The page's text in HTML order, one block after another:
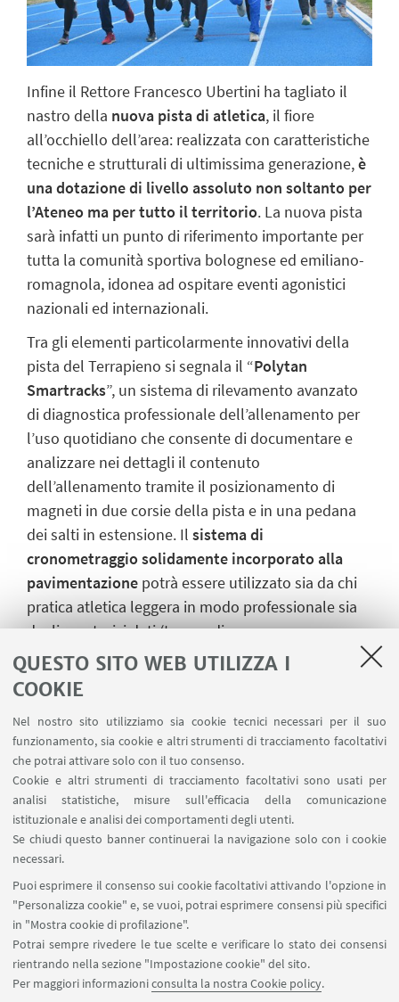
QUESTO SITO WEB UTILIZZA I
COOKIE
Nel nostro sito utilizziamo sia cookie tecnici necessari per il suo
funzionamento, sia cookie e altri strumenti di tracciamento facoltativi
che potrai attivare solo con il tuo consenso.
Cookie e altri strumenti di tracciamento facoltativi sono usati per
analisi statistiche, misure sull'efficacia della comunicazione
istituzionale e analisi dei comportamenti degli utenti.
Se chiudi questo banner continuerai la navigazione solo con i cookie
necessari.
Puoi esprimere il consenso sui cookie facoltativi attivando l'opzione in
"Personalizza cookie" e, se vuoi, potrai esprimere consensi più specifici
in "Mostra cookie di profilazione".
Potrai sempre rivedere le tue scelte e verificare lo stato dei consensi
rientrando nella sezione "Impostazione cookie" del sito.
Per maggiori informazioniconsulta la nostra Cookie policy.
Infine il Rettore Francesco Ubertini ha tagliato il
nastro della nuova pista di atletica, il fiore
all’occhiello dell’area: realizzata con caratteristiche
tecniche e strutturali di ultimissima generazione,è
una dotazione di livello assoluto non soltanto per
l’Ateneo ma per tutto il territorio. La nuova pista
sarà infatti un punto di riferimento importante per
tutta la comunità sportiva bolognese ed emiliano-
romagnola, idonea ad ospitare eventi agonistici
nazionali ed internazionali.
Tra gli elementi particolarmente innovativi della
pista del Terrapieno si segnala il “Polytan
Smartracks”, un sistema di rilevamento avanzato
di diagnostica professionale dell’allenamento per
l’uso quotidiano che consente di documentare e
analizzare nei dettagli il contenuto
dell’allenamento tramite il posizionamento di
magneti in due corsie della pista e in una pedana
dei salti in estensione. Il sistema di
cronometraggio solidamente incorporato alla
pavimentazione potrà essere utilizzato sia da chi
pratica atletica leggera in modo professionale sia
dagli amatori: i dati (tempo di percorrenza,
distanza, frequenza dei passi, numeri dei passi,
ecc.) verranno rilevati automaticamente tramite
uno speciale sensore o uno smartphone che gli
atleti indosseranno; in questo modo sarà possibile
confrontare i programmi di allenamento elaborati
in precedenza con i risultati raggiunti.
Innovazione, efficienza e alti standard
qualitativi si confermano quindi gli asset
principali che guidano l’Ateneo e il CUSB nei
loro interventi a favore di atleti, studenti,
dipendenti e comunità cittadina.